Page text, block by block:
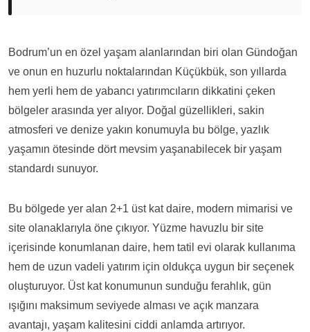
Bodrum’un en özel yaşam alanlarından biri olan Gündoğan
ve onun en huzurlu noktalarından Küçükbük, son yıllarda
hem yerli hem de yabancı yatırımcıların dikkatini çeken
bölgeler arasında yer alıyor. Doğal güzellikleri, sakin
atmosferi ve denize yakın konumuyla bu bölge, yazlık
yaşamın ötesinde dört mevsim yaşanabilecek bir yaşam
standardı sunuyor.
Bu bölgede yer alan 2+1 üst kat daire, modern mimarisi ve
site olanaklarıyla öne çıkıyor. Yüzme havuzlu bir site
içerisinde konumlanan daire, hem tatil evi olarak kullanıma
hem de uzun vadeli yatırım için oldukça uygun bir seçenek
oluşturuyor. Üst kat konumunun sunduğu ferahlık, gün
ışığını maksimum seviyede alması ve açık manzara
avantajı, yaşam kalitesini ciddi anlamda artırıyor.